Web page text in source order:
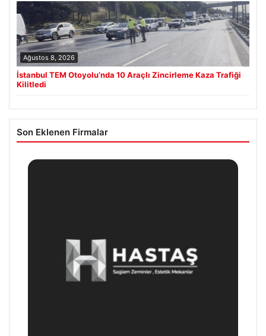
Ağustos 8, 2026
İstanbul TEM Otoyolu’nda 10 Araçlı Zincirleme Kaza Trafiği
Kilitledi
Son Eklenen Firmalar